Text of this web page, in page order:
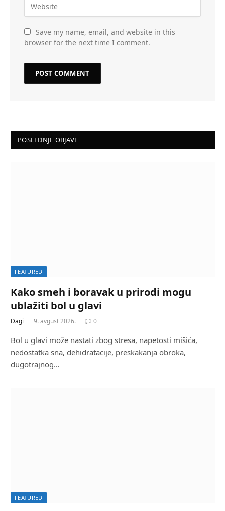
Save my name, email, and website in this
browser for the next time I comment.
POSLEDNJE OBJAVE
FEATURED
Kako smeh i boravak u prirodi mogu
ublažiti bol u glavi
Dagi 9. avgust 2026. 0
Bol u glavi može nastati zbog stresa, napetosti mišića,
nedostatka sna, dehidratacije, preskakanja obroka,
dugotrajnog…
FEATURED